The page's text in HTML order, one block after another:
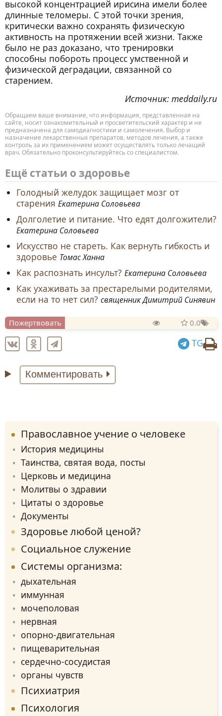
высокой концентрацией ирисина имели более
длинные теломеры. С этой точки зрения,
критически важно сохранять физическую
активность на протяжении всей жизни. Также
было не раз доказано, что тренировки
способны побороть процесс умственной и
физической деградации, связанной со
старением.
Источник: meddaily.ru
Обращаем ваше внимание, что информация, представленная на
сайте, носит ознакомительный и просветительский характер и не
предназначена для самодиагностики и самолечения. Выбор и
назначение лекарственных препаратов, методов лечения, а также
контроль за их применением может осуществлять только лечащий
врач. Обязательно проконсультируйтесь со специалистом.
Ещё статьи о здоровье
Голодный желудок защищает мозг от
старения Екатерина Соловьева
Долголетие и питание. Что едят долгожители?
Екатерина Соловьева
Искусство не стареть. Как вернуть гибкость и
здоровье Томас Ханна
Как распознать инсульт? Екатерина Соловьева
Как ухаживать за престарелыми родителями,
если на то нет сил? священник Димитрий Синявин
Пожертвовать 0.0
TG
Комментировать
Православное учение о человеке
История медицины
Таинства, святая вода, посты
Церковь и медицина
Молитвы о здравии
Цитаты о здоровье
Документы
Здоровье любой ценой?
Социальное служение
Системы организма:
дыхательная
иммунная
мочеполовая
нервная
опорно-двигательная
пищеварительная
сердечно-сосудистая
органы чувств
Психиатрия
Психология